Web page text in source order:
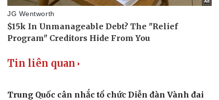
Tin liên quan
Trung Quốc cân nhắc tổ chức Diễn đàn Vành đai